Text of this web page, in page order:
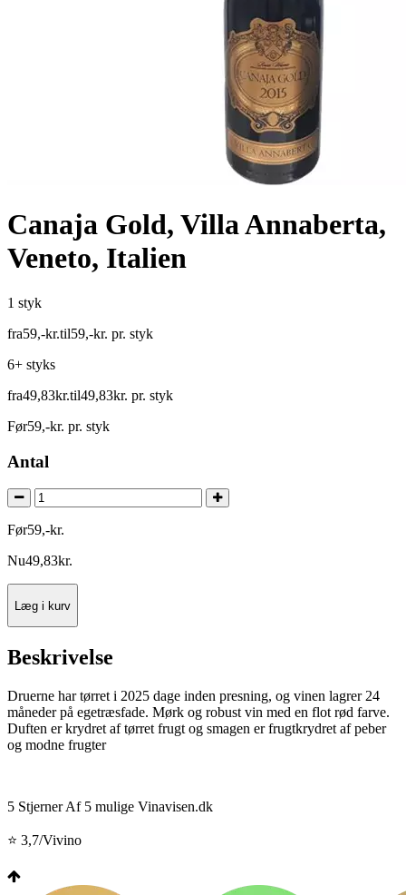
Canaja Gold, Villa Annaberta,
Veneto, Italien
1 styk
fra59,-kr.til59,-kr. pr. styk
6+ styks
fra49,83kr.til49,83kr. pr. styk
Før59,-kr. pr. styk
Antal
Før59,-kr.
Nu49,83kr.
Læg i kurv
Beskrivelse
Druerne har tørret i 2025 dage inden presning, og vinen lagrer 24
måneder på egetræsfade. Mørk og robust vin med en flot rød farve.
Duften er krydret af tørret frugt og smagen er frugtkrydret af peber
og modne frugter
5 Stjerner Af 5 mulige Vinavisen.dk
⭐ 3,7/Vivino